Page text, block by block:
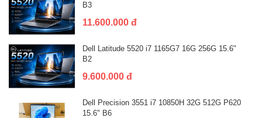
B3
11.600.000 đ
Dell Latitude 5520 i7 1165G7 16G 256G 15.6"
B2
9.600.000 đ
Dell Precision 3551 i7 10850H 32G 512G P620
15.6" B6